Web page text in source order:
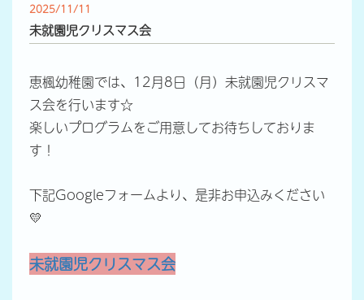
2025/11/11
未就園児クリスマス会
恵楓幼稚園では、12月8日（月）未就園児クリスマ
ス会を行います☆
楽しいプログラムをご用意してお待ちしておりま
す！
下記Googleフォームより、是非お申込みください
💛
未就園児クリスマス会